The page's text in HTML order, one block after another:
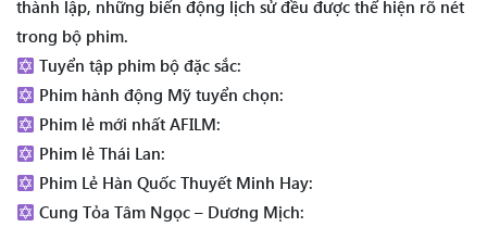
thành lập, những biến động lịch sử đều được thể hiện rõ nét
trong bộ phim.
Tuyển tập phim bộ đặc sắc:
Phim hành động Mỹ tuyển chọn:
Phim lẻ mới nhất AFILM:
Phim lẻ Thái Lan:
Phim Lẻ Hàn Quốc Thuyết Minh Hay:
Cung Tỏa Tâm Ngọc – Dương Mịch: